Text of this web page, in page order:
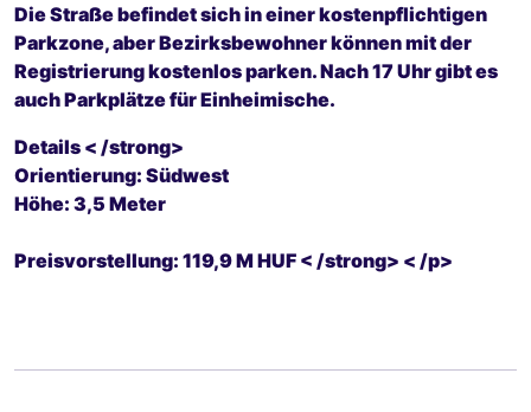
Die Straße befindet sich in einer kostenpflichtigen
Parkzone, aber Bezirksbewohner können mit der
Registrierung kostenlos parken. Nach 17 Uhr gibt es
auch Parkplätze für Einheimische.
Details < /strong>
Orientierung: Südwest
Höhe: 3,5 Meter
Preisvorstellung: 119,9 M HUF < /strong> < /p>